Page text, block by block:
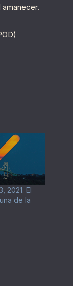
2021. El
de la